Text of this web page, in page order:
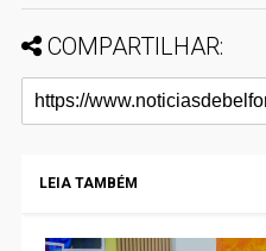
COMPARTILHAR:
LEIA TAMBÉM